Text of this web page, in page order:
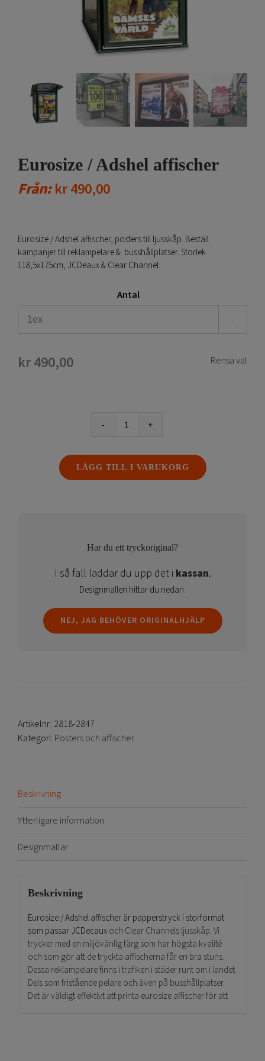
Eurosize / Adshel affischer
Från:kr490,00
Eurosize / Adshel affischer, posters till ljusskåp. Beställ
kampanjer till reklampelare & busshållplatser. Storlek
118,5x175cm, JCDeaux & Clear Channel.
Antal
kr490,00 Rensa val
Eurosize
Adshel
affischer
LÄGG TILL I VARUKORG
Har du ett tryckoriginal?
I så fall laddar du upp det i kassan.
Designmallen hittar du nedan.
NEJ, JAG BEHÖVER ORIGINALHJÄLP
Artikelnr: 2818-2847
Kategori: Posters och affischer
Beskrivning
Ytterligare information
Designmallar
Beskrivning
Eurosize / Adshel affischer är papperstryck i storformat
som passar JCDecauxoch Clear Channels ljusskåp. Vi
trycker med en miljövänlig färg som har högsta kvalité
och som gör att de tryckta affischerna får en bra stuns.
Dessa reklampelare finns i trafiken i städer runt om i landet.
Dels som fristående pelare och även på busshållplatser.
Det är väldigt effektivt att printa eurosize affischer för att